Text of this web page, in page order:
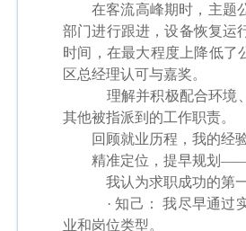
在客流高峰期时，主题
部门进行跟进，设备恢复运
时间，在最大程度上降低了
区总经理认可与嘉奖。
理解并积极配合环境
其他被指派到的工作职责。
回顾就业历程，我的经
精准定位，提早规划
我认为求职成功的第
· 知己： 我尽早通过
业和岗位类型。